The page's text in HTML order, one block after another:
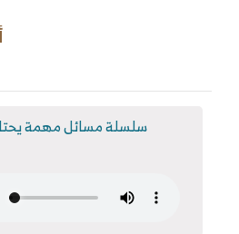
سلسلة مسائل مهمة